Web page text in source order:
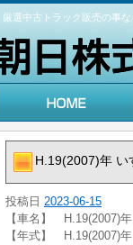
厳選中古トラック販売の事
H.19(2007)年 い
投稿日 2023-06-15
【車名】 H.19(2007)
【年式】 H.19(2007)年